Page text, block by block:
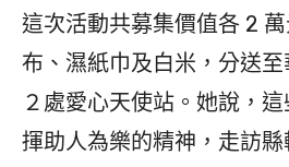
這次活動共募集價值各 2
布、濕紙巾及白米，分送
２處愛心天使站。她說，
揮助人為樂的精神，走訪